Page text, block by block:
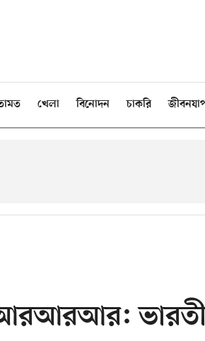
খেলা বিনোদন চাকরি